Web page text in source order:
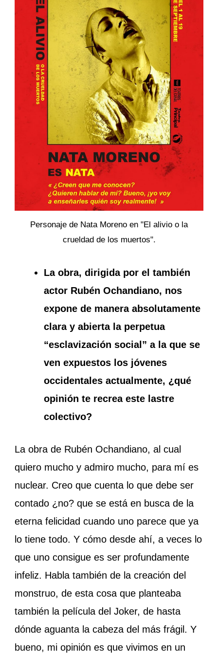
Personaje de Nata Moreno en "El alivio o la
crueldad de los muertos".
La obra, dirigida por el también
actor Rubén Ochandiano, nos
expone de manera absolutamente
clara y abierta la perpetua
“esclavización social” a la que se
ven expuestos los jóvenes
occidentales actualmente, ¿qué
opinión te recrea este lastre
colectivo?
La obra de Rubén Ochandiano, al cual
quiero mucho y admiro mucho, para mí es
nuclear. Creo que cuenta lo que debe ser
contado ¿no? que se está en busca de la
eterna felicidad cuando uno parece que ya
lo tiene todo. Y cómo desde ahí, a veces lo
que uno consigue es ser profundamente
infeliz. Habla también de la creación del
monstruo, de esta cosa que planteaba
también la película del Joker, de hasta
dónde aguanta la cabeza del más frágil. Y
bueno, mi opinión es que vivimos en un